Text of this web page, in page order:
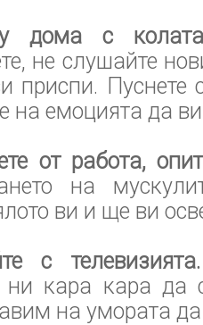
дома с
не слушайте
приспи. Пуснете
на емоцията да
от работа,
на
ви и ще ви
с телевизията.
ни кара кара да
на умората